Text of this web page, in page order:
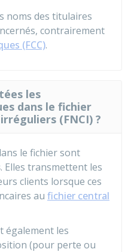
noms des titulaires
contrairement
(FCC).
les
dans le fichier
(FNCI) ?
le fichier sont
. Elles transmettent les
clients lorsque ces
au fichier central
également les
(pour perte ou